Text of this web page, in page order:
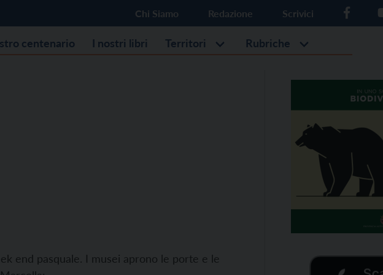
Chi Siamo Redazione Scrivici
centenario I nostri libri Territori Rubriche
end pasquale. I musei aprono le porte e le